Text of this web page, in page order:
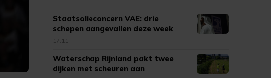
Staatsolieconcern VAE: drie
schepen aangevallen deze week
17:11
Waterschap Rijnland pakt twee
dijken met scheuren aan